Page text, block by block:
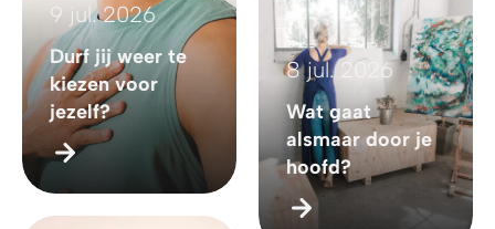
9 jul. 2026
Durf jij weer te
kiezen voor
jezelf?
8 jul. 2026
Wat gaat
alsmaar door je
hoofd?